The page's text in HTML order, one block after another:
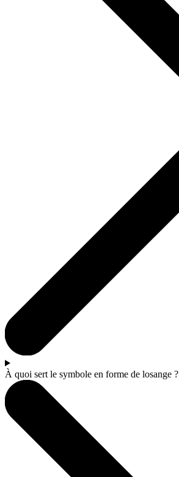
À quoi sert le symbole en forme de losange ?